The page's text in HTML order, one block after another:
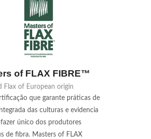
of FLAX FIBRE™
Flax of European origin
que garante práticas de
das culturas e evidencia
único dos produtores
de fibra. Masters of FLAX